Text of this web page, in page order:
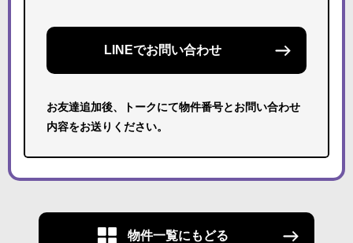
LINEでお問い合わせ
お友達追加後、トークにて物件番号とお問い合わせ
内容をお送りください。
物件一覧にもどる